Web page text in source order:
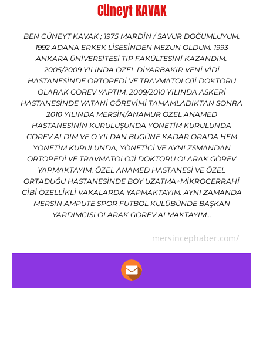
Cüneyt KAVAK
BEN CÜNEYT KAVAK ; 1975 MARDİN / SAVUR DOĞUMLUYUM.
1992 ADANA ERKEK LİSESİNDEN MEZUN OLDUM. 1993
ANKARA ÜNİVERSİTESİ TIP FAKÜLTESİNİ KAZANDIM.
2005/2009 YILINDA ÖZEL DİYARBAKIR VENİ VİDİ
HASTANESİNDE ORTOPEDİ VE TRAVMATOLOJİ DOKTORU
OLARAK GÖREV YAPTIM. 2009/2010 YILINDA ASKERİ
HASTANESİNDE VATANİ GÖREVİMİ TAMAMLADIKTAN SONRA
2010 YILINDA MERSİN/ANAMUR ÖZEL ANAMED
HASTANESİNİN KURULUŞUNDA YÖNETİM KURULUNDA
GÖREV ALDIM VE O YILDAN BUGÜNE KADAR ORADA HEM
YÖNETİM KURULUNDA, YÖNETİCİ VE AYNI ZSMANDAN
ORTOPEDİ VE TRAVMATOLOJİ DOKTORU OLARAK GÖREV
YAPMAKTAYIM. ÖZEL ANAMED HASTANESİ VE ÖZEL
ORTADUĞU HASTANESİNDE BOY UZATMA+MİKROCERRAHİ
GİBİ ÖZELLİKLİ VAKALARDA YAPMAKTAYIM. AYNI ZAMANDA
MERSİN AMPUTE SPOR FUTBOL KULÜBÜNDE BAŞKAN
YARDIMCISI OLARAK GÖREV ALMAKTAYIM…
mersincephaber.com/